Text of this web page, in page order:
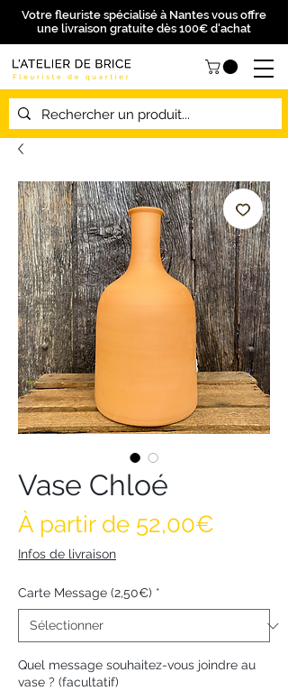
Votre fleuriste spécialisé à Nantes vous offre
une livraison gratuite dès 100€ d'achat
Vase Chloé
À partir de 52,00€
Infos de livraison
Carte Message (2,50€) *
Quel message souhaitez-vous joindre au
vase ? (facultatif)